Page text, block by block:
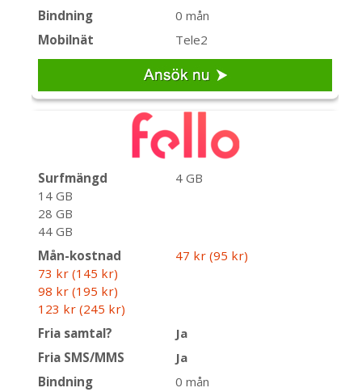
Bindning
0 mån
Mobilnät
Tele2
Surfmängd
4 GB
14 GB
28 GB
44 GB
Mån-kostnad
47 kr (95 kr)
73 kr (145 kr)
98 kr (195 kr)
123 kr (245 kr)
Fria samtal?
Ja
Fria SMS/MMS
Ja
Bindning
0 mån